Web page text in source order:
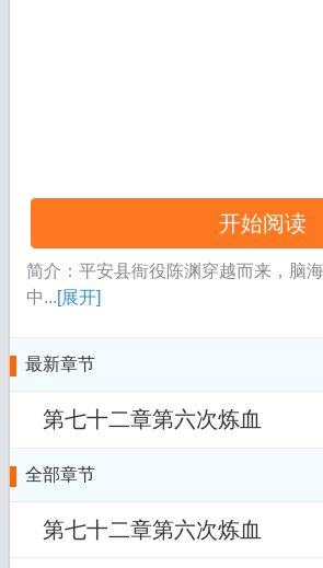
开始阅读
简介：平安县衙役陈渊穿越而来，脑
中...[展开]
最新章节
第七十二章第六次炼血
全部章节
第七十二章第六次炼血